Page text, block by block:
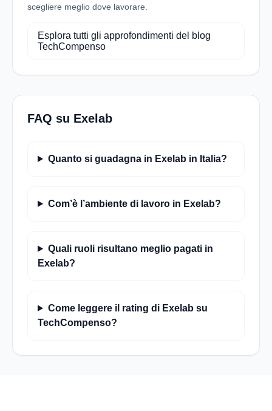
scegliere meglio dove lavorare.
Esplora tutti gli approfondimenti del blog
TechCompenso
FAQ su Exelab
Quanto si guadagna in Exelab in Italia?
Com’è l’ambiente di lavoro in Exelab?
Quali ruoli risultano meglio pagati in
Exelab?
Come leggere il rating di Exelab su
TechCompenso?